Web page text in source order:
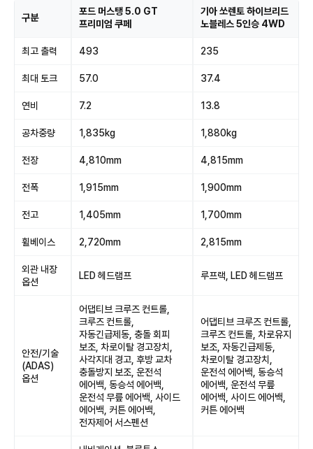
구분
포드 머스탱 5.0 GT
프리미엄 쿠페
기아 쏘렌토 하이브리드
노블레스 5인승 4WD
최고 출력 493 235
최대 토크 57.0 37.4
연비 7.2 13.8
공차중량 1,835kg 1,880kg
전장 4,810mm 4,815mm
전폭 1,915mm 1,900mm
전고 1,405mm 1,700mm
휠베이스 2,720mm 2,815mm
외관 내장
옵션
LED 헤드램프 루프랙, LED 헤드램프
안전/기술
(ADAS)
옵션
어댑티브 크루즈 컨트롤,
크루즈 컨트롤,
자동긴급제동, 충돌 회피
보조, 차로이탈 경고장치,
사각지대 경고, 후방 교차
충돌방지 보조, 운전석
에어백, 동승석 에어백,
운전석 무릎 에어백, 사이드
에어백, 커튼 에어백,
전자제어 서스펜션
어댑티브 크루즈 컨트롤,
크루즈 컨트롤, 차로유지
보조, 자동긴급제동,
차로이탈 경고장치,
운전석 에어백, 동승석
에어백, 운전석 무릎
에어백, 사이드 에어백,
커튼 에어백